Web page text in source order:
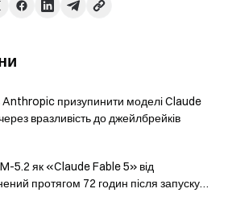
призупинити моделі Claude
вразливість до джейлбрейків
5.2 як «Claude Fable 5» від
протягом 72 годин після запуску в